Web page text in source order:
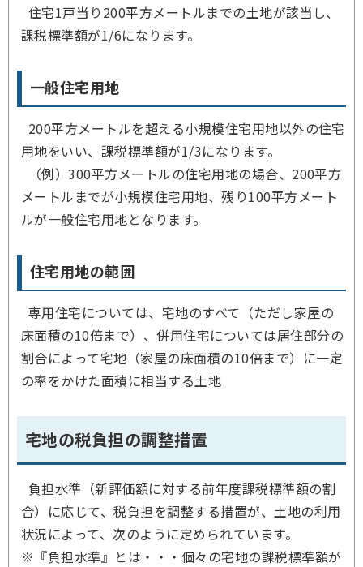
住宅1戸当り200平方メートルまでの土地が該当し、
課税標準額が1/6になります。
一般住宅用地
200平方メートルを超える小規模住宅用地以外の住宅
用地をいい、課税標準額が1/3になります。
（例）300平方メートルの住宅用地の場合、200平方
メートルまでが小規模住宅用地、残り100平方メート
ルが一般住宅用地となります。
住宅用地の範囲
専用住宅については、宅地のすべて（ただし家屋の
床面積の10倍まで）、併用住宅については居住部分の
割合によって宅地（家屋の床面積の10倍まで）に一定
の率をかけた面積に相当する土地
宅地の税負担の調整措置
負担水準（新評価額に対する前年度課税標準額の割
合）に応じて、税負担を調整する措置が、土地の利用
状況によって、次のように定められています。
※『負担水準』とは・・・個々の宅地の課税標準額が